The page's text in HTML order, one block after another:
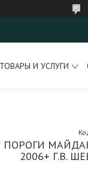
ТОВАРЫ И УСЛУГИ
ПОРОГИ
2006+ Г.В.